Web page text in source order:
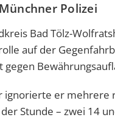
Polizei
Bad Tölz-
auf der
ignorierte er mehrere
Stunde – zwei 14